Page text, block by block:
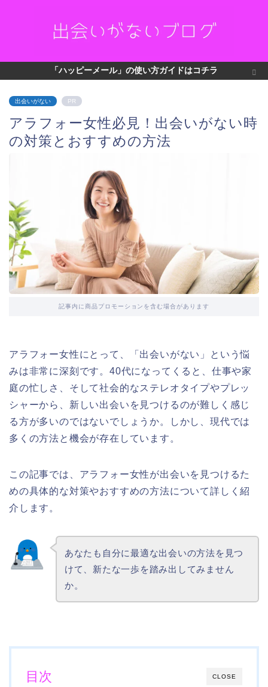
「ハッピーメール」の使い方ガイドはコチラ
出会いがない PR
アラフォー女性必見！出会いがない時
の対策とおすすめの方法
記事内に商品プロモーションを含む場合があります
アラフォー女性にとって、「出会いがない」という悩
みは非常に深刻です。40代になってくると、仕事や家
庭の忙しさ、そして社会的なステレオタイプやプレッ
シャーから、新しい出会いを見つけるのが難しく感じ
る方が多いのではないでしょうか。しかし、現代では
多くの方法と機会が存在しています。
この記事では、アラフォー女性が出会いを見つけるた
めの具体的な対策やおすすめの方法について詳しく紹
介します。
あなたも自分に最適な出会いの方法を見つ
けて、新たな一歩を踏み出してみません
か。
CLOSE
目次